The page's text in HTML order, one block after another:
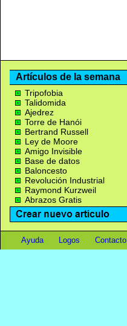
Artículos de la semana
Tripofobia
Talidomida
Ajedrez
Torre de Hanói
Bertrand Russell
Ley de Moore
Amigo Invisible
Base de datos
Baloncesto
Revolución Industrial
Raymond Kurzweil
Abrazos Gratis
Ayuda Logos Contacto